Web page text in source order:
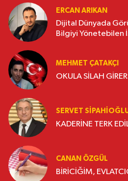
ERCAN ARIKAN
Dijital Dünyada
Bilgiyi Yönetebilen
MEHMET ÇATAKÇI
OKULA SİLAH
SERVET
KADERİNE TERK
CANAN ÖZGÜL
BİRİCİĞİM,